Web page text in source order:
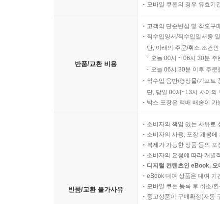
모바일 쿠폰의 경우 유효기
반품/교환 비용
고객의 단순변심 및 착오구
직수입양서/직수입일서중
단, 아래의 주문/취소 조건
오늘 00시 ~ 06시 30분
오늘 06시 30분 이후 주
직수입 음반/영상물/기프트
단, 당일 00시~13시 사이의
박스 포장은 택배 배송이
반품/교환 불가사유
소비자의 책임 있는 사유로
소비자의 사용, 포장 개봉
복제가 가능한 상품 등의
소비자의 요청에 따라 개별
디지털 컨텐츠인 eBook,
eBook 대여 상품은 대여 기
모바일 쿠폰 등록 후 취소/
중고상품이 구매확정(자동